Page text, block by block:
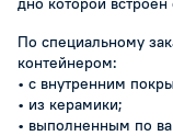
По специальному
контейнером:
• с внутренним
• из керамики;
• выполненным по